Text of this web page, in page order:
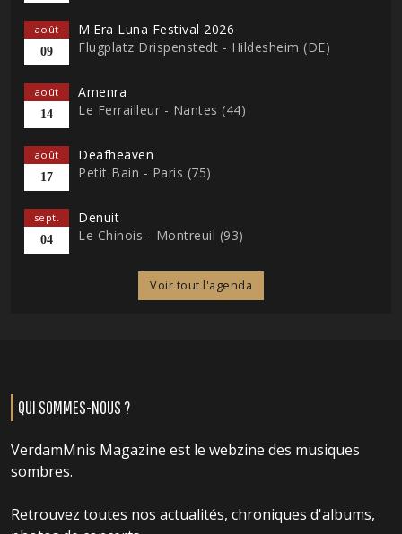
août
09
M'Era Luna Festival 2026
Flugplatz Drispenstedt - Hildesheim (DE)
août
14
Amenra
Le Ferrailleur - Nantes (44)
août
17
Deafheaven
Petit Bain - Paris (75)
sept.
04
Denuit
Le Chinois - Montreuil (93)
Voir tout l'agenda
QUI SOMMES-NOUS ?
VerdamMnis Magazine est le webzine des musiques
sombres.
Retrouvez toutes nos actualités, chroniques d'albums,